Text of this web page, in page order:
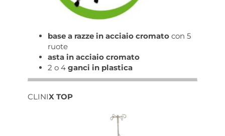
base a razze in acciaio cromato con 5
ruote
asta in acciaio cromato
2 o 4 ganci in plastica
CLINIX TOP